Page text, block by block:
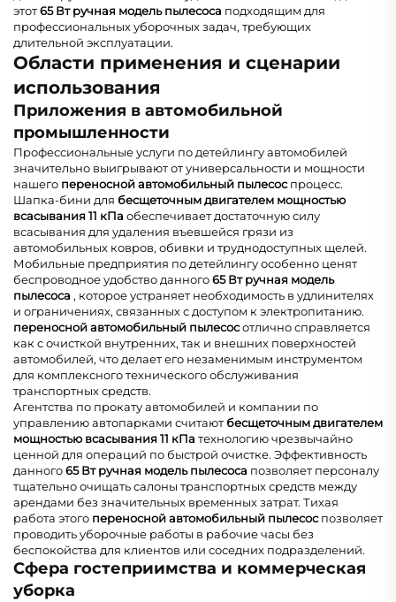
этот65 Вт ручная модель пылесоса подходящим для
профессиональных уборочных задач, требующих
длительной эксплуатации.
Области применения и сценарии
использования
Приложения в автомобильной
промышленности
Профессиональные услуги по детейлингу автомобилей
значительно выигрывают от универсальности и мощности
нашего переносной автомобильный пылесоспроцесс.
Шапка-бини для бесщеточным двигателем мощностью
всасывания 11 кПа обеспечивает достаточную силу
всасывания для удаления въевшейся грязи из
автомобильных ковров, обивки и труднодоступных щелей.
Мобильные предприятия по детейлингу особенно ценят
беспроводное удобство данного65 Вт ручная модель
пылесоса , которое устраняет необходимость в удлинителях
и ограничениях, связанных с доступом к электропитанию.
переносной автомобильный пылесосотлично справляется
как с очисткой внутренних, так и внешних поверхностей
автомобилей, что делает его незаменимым инструментом
для комплексного технического обслуживания
транспортных средств.
Агентства по прокату автомобилей и компании по
управлению автопарками считаютбесщеточным двигателем
мощностью всасывания 11 кПа технологию чрезвычайно
ценной для операций по быстрой очистке. Эффективность
данного65 Вт ручная модель пылесоса позволяет персоналу
тщательно очищать салоны транспортных средств между
арендами без значительных временных затрат. Тихая
работа этого переносной автомобильный пылесоспозволяет
проводить уборочные работы в рабочие часы без
беспокойства для клиентов или соседних подразделений.
Сфера гостеприимства и коммерческая
уборка